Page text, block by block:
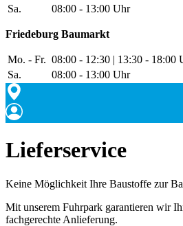
Sa.
08:00 - 13:00 Uhr
Friedeburg Baumarkt
Mo. - Fr. 08:00 - 12:30 | 13:30 - 18:00
Sa.
08:00 - 13:00 Uhr
Lieferservice
Keine Möglichkeit Ihre Baustoffe zur
Mit unserem Fuhrpark garantieren wir
fachgerechte Anlieferung.